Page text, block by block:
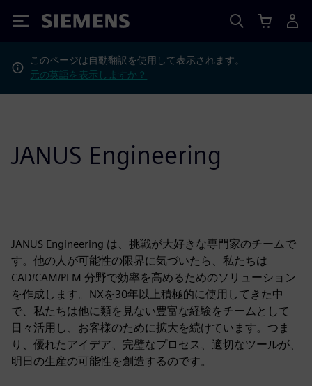
Siemens
このページは自動翻訳を使用して表示されます。
元の英語を表示しますか？
JANUS Engineering
JANUS Engineering は、挑戦が大好きな専門家のチームで
す。他の人が可能性の限界に気づいたら、私たちは
CAD/CAM/PLM 分野で効率を高めるためのソリューション
を作成します。NXを30年以上積極的に使用してきた中
で、私たちは他に類を見ない豊富な経験をチームとして
日々活用し、お客様のために拡大を続けています。つま
り、優れたアイデア、完璧なプロセス、適切なツールが、
明日の生産の可能性を創造するのです。